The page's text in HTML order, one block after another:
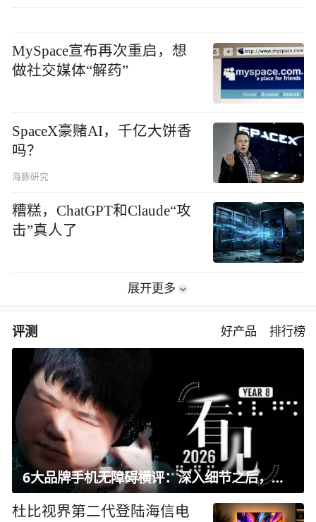
MySpace宣布再次重启，想
做社交媒体“解药”
SpaceX豪赌AI，千亿大饼香
吗？
海豚研究
糟糕，ChatGPT和Claude“攻
击”真人了
展开更多
评测 好产品 排行榜
6大品牌手机无障碍横评：深入细节之后，似乎只有苹果能挺住？｜ 看见2026
杜比视界第二代登陆海信电